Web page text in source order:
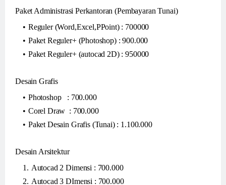
Paket Administrasi Perkantoran (Pembayaran Tunai)
Reguler (Word,Excel,PPoint) : 700000
Paket Reguler+ (Photoshop) : 900.000
Paket Reguler+ (autocad 2D) : 950000
Desain Grafis
Photoshop : 700.000
Corel Draw : 700.000
Paket Desain Grafis (Tunai) : 1.100.000
Desain Arsitektur
Autocad 2 Dimensi : 700.000
Autocad 3 DImensi : 700.000